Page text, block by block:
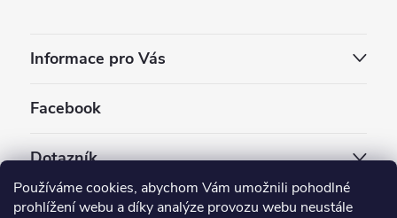
Používáme cookies, abychom Vám umožnili pohodlné
prohlížení webu a díky analýze provozu webu neustále
Informace pro Vás
Facebook
Dotazník
Jaký styl vapování vám vyhovuje ?